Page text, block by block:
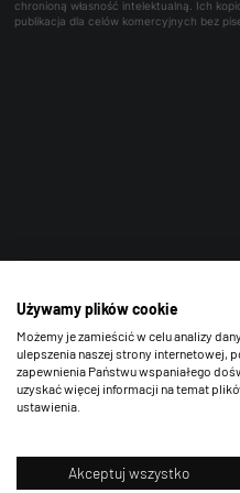
chronioną własność intelektualną. Ich
publikacja dla celów komercyjnych bez
Używamy plików cookie
Możemy je zamieścić w celu analizy
ulepszenia naszej strony internetowej,
zapewnienia Państwu wspaniałego
uzyskać więcej informacji na temat
ustawienia.
Akceptuj wszystko